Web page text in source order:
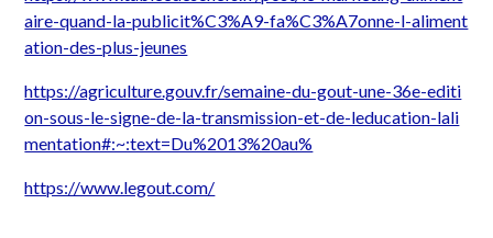
aire-quand-la-publicit%C3%A9-fa%C3%A7onne-l-aliment
ation-des-plus-jeunes
https://agriculture.gouv.fr/semaine-du-gout-une-36e-editi
on-sous-le-signe-de-la-transmission-et-de-leducation-lali
mentation#:~:text=Du%2013%20au%
https://www.legout.com/